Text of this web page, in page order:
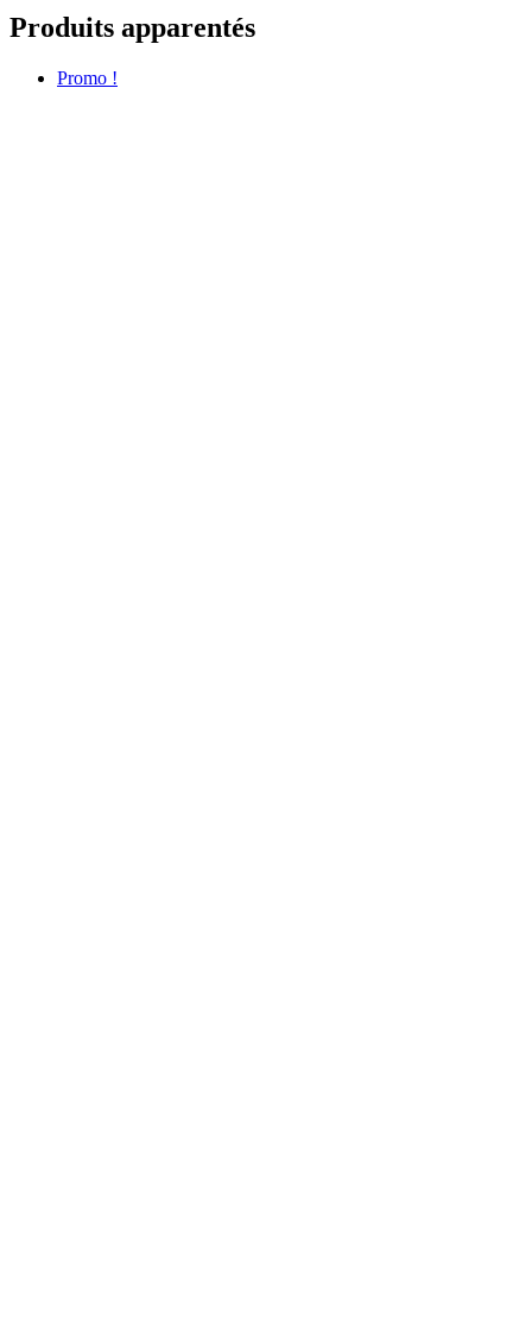
Produits apparentés
Promo !